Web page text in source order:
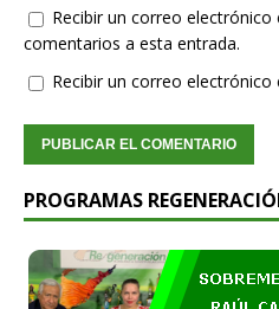
Recibir un correo electrónico
comentarios a esta entrada.
Recibir un correo electrónico
PROGRAMAS